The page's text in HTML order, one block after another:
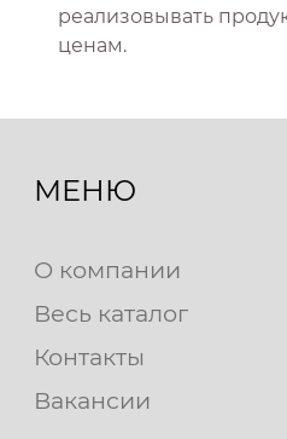
реализовывать
ценам.
МЕНЮ
О компании
Весь каталог
Контакты
Вакансии